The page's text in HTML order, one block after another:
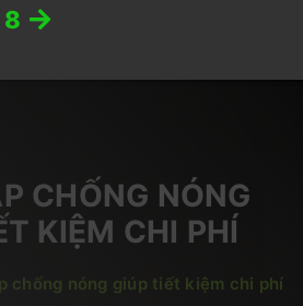
CHỐNG NÓNG
KIỆM CHI PHÍ
chống nóng giúp tiết kiệm chi phí